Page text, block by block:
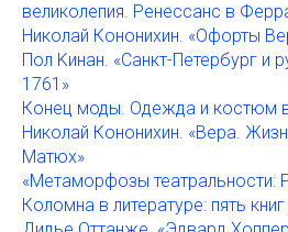
великолепия. Ренессанс в
Николай Кононихин. «Офорты
Пол Kинан. «Санкт-Петербург и
1761»
Конец моды. Одежда и костюм
Николай Кононихин. «Вера.
Матюх»
«Метаморфозы
Коломна в литературе: пять